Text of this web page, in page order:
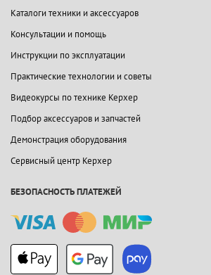
Каталоги техники и аксессуаров
Консультации и помощь
Инструкции по эксплуатации
Практические технологии и советы
Видеокурсы по технике Керхер
Подбор аксессуаров и запчастей
Демонстрация оборудования
Сервисный центр Керхер
БЕЗОПАСНОСТЬ ПЛАТЕЖЕЙ